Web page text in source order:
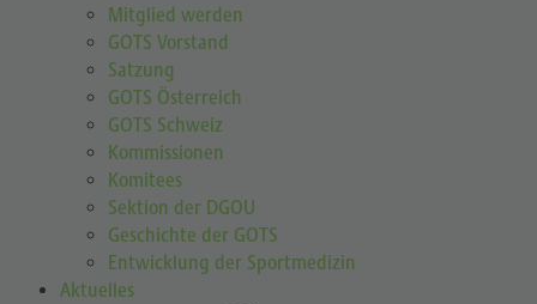
Mitglied werden
GOTS Vorstand
Satzung
GOTS Österreich
GOTS Schweiz
Kommissionen
Komitees
Sektion der DGOU
Geschichte der GOTS
Entwicklung der Sportmedizin
Aktuelles